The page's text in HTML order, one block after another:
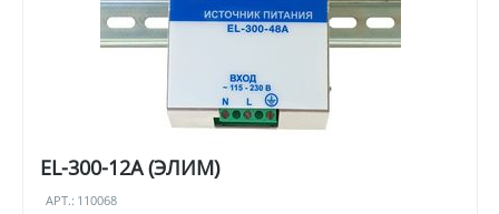
EL-300-12A (ЭЛИМ)
АРТ.: 110068